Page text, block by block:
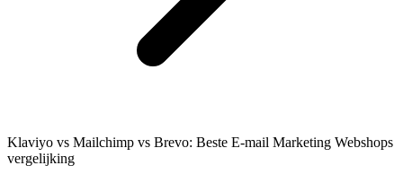
Klaviyo vs Mailchimp vs Brevo: Beste E-mail Marketing Webshops
vergelijking